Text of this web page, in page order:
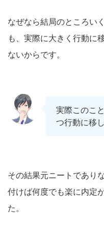
なぜなら結局のところい
も、実際に大きく行動に
ないからです。
実際このこ
つ行動に移
その結果元ニートであり
付けば何度でも楽に内定
た。